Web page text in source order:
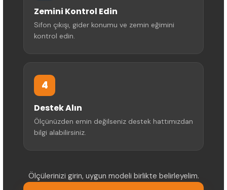
Zemini Kontrol Edin
Sifon çıkışı, gider konumu ve zemin eğimini
kontrol edin.
4
Destek Alın
Ölçünüzden emin değilseniz destek hattımızdan
bilgi alabilirsiniz.
Ölçülerinizi girin, uygun modeli birlikte belirleyelim.